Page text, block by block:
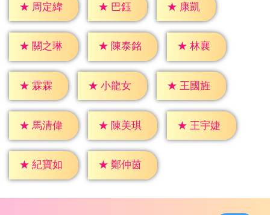
★ 周定緯 ★ 巴鈺 ★ 康凱
★ 關之琳 ★ 陳泰銘 ★ 林襄
★ 霖霖 ★ 小龍女 ★ 王國旌
★ 馬清偉 ★ 陳美琪 ★ 王宇婕
★ 紀寶如 ★ 鄭仲茵